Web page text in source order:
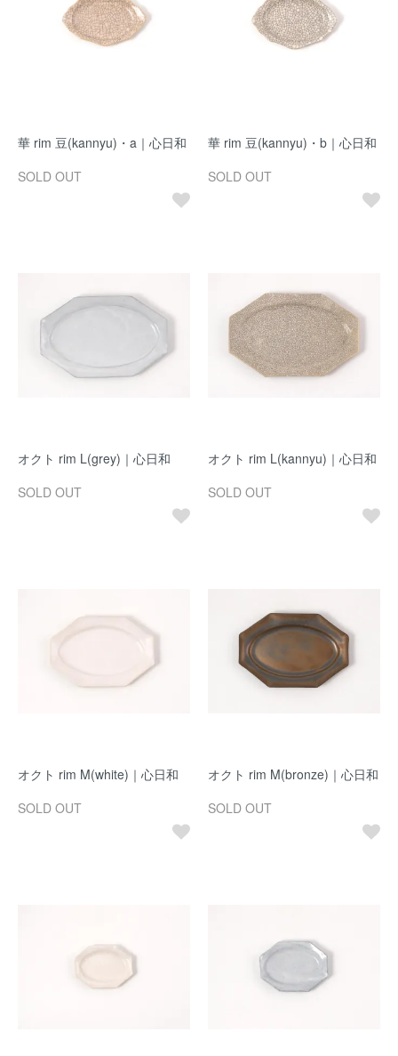
華 rim 豆(kannyu)・a｜心日和
SOLD OUT
華 rim 豆(kannyu)・b｜心日和
SOLD OUT
オクト rim L(grey)｜心日和
SOLD OUT
オクト rim L(kannyu)｜心日和
SOLD OUT
オクト rim M(white)｜心日和
SOLD OUT
オクト rim M(bronze)｜心日和
SOLD OUT